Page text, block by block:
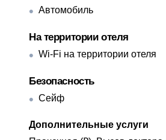
Автомобиль
На территории отеля
Wi-Fi на территории отеля
Безопасность
Сейф
Дополнительные услуги